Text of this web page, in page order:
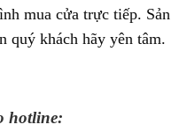
mua cửa trực tiếp. Sản
quý khách hãy yên tâm.
hotline: